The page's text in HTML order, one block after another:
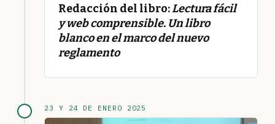
Redacción del libro:Lectura fácil
y web comprensible. Un libro
blanco en el marco del nuevo
reglamento
23 Y 24 DE ENERO 2025